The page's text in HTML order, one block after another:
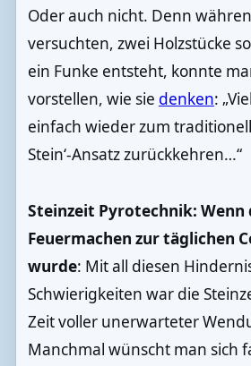
Oder auch nicht. Denn
versuchten, zwei Holzstücke
ein Funke entsteht, konnte
vorstellen, wie sie denken:
einfach wieder zum
Stein‘-Ansatz zurückkehren…“
Steinzeit Pyrotechnik: Wenn
Feuermachen zur täglichen
wurde: Mit all diesen
Schwierigkeiten war die
Zeit voller unerwarteter
Manchmal wünscht man sich